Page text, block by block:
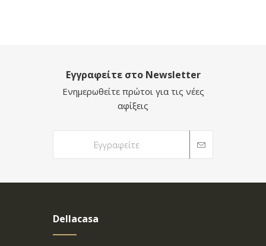
Εγγραφείτε στο Newsletter
Ενημερωθείτε πρώτοι για τις νέες
αφίξεις
Dellacasa